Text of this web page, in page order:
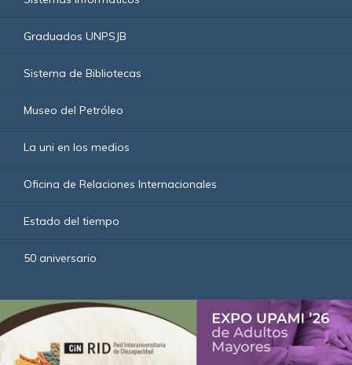
Graduados UNPSJB
Sistema de Bibliotecas
Museo del Petróleo
La uni en los medios
Oficina de Relaciones Internacionales
Estado del tiempo
50 aniversario